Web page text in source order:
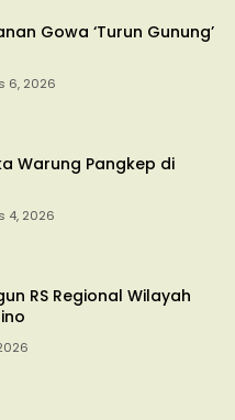
Gowa ‘Turun Gunung’
6, 2026
Warung Pangkep di
4, 2026
RS Regional Wilayah